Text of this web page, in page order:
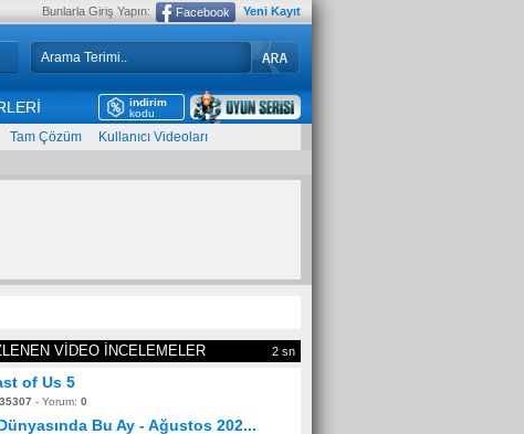
Bunlarla Giriş Yapın: Facebook Yeni Kayıt
indirim
kodu
Tam Çözüm Kullanıcı Videoları
VİDEO İNCELEMELER 1 sn
of Us 5
35307 - Yorum: 0
Bu Ay - Ağustos 202...